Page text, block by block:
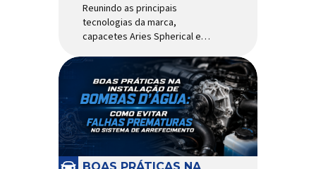
Reunindo as principais
tecnologias da marca,
capacetes Aries Spherical e
ao país com a pintura oficial
utilizada por equipes do World
Tour Patrocinadora de algumas
das principais equipes de
ciclismo do mundo, a Giro é
uma das marcas de capacetes
e acessórios para ciclismo
mais reconhecida no Brasil.
BOAS PRÁTICAS NA